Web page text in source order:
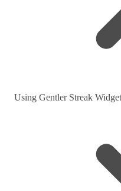
Using Gentler Streak